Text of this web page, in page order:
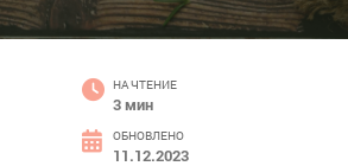
НА ЧТЕНИЕ
3 мин
ОБНОВЛЕНО
11.12.2023